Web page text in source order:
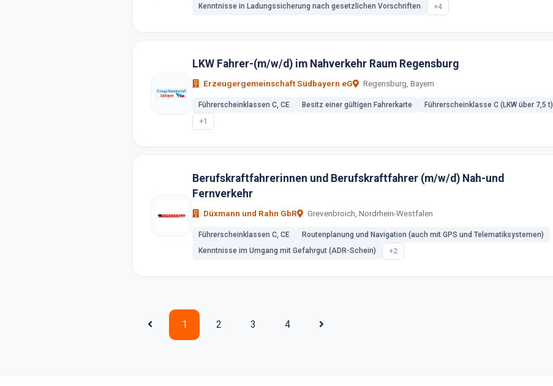
Kenntnisse in Ladungssicherung nach gesetzlichen Vorschriften
+4
LKW Fahrer-(m/w/d) im Nahverkehr Raum Regensburg
Erzeugergemeinschaft Südbayern eG Regensburg, Bayern
Führerscheinklassen C, CE Besitz einer gültigen Fahrerkarte
Führerscheinklasse C (LKW über 7,5 t)
+1
Berufskraftfahrerinnen und Berufskraftfahrer (m/w/d) Nah-und
Fernverkehr
Düxmann und Rahn GbR Grevenbroich, Nordrhein-Westfalen
Führerscheinklassen C, CE
Routenplanung und Navigation (auch mit GPS und Telematiksystemen)
Kenntnisse im Umgang mit Gefahrgut (ADR-Schein)
+2
1 2 3 4